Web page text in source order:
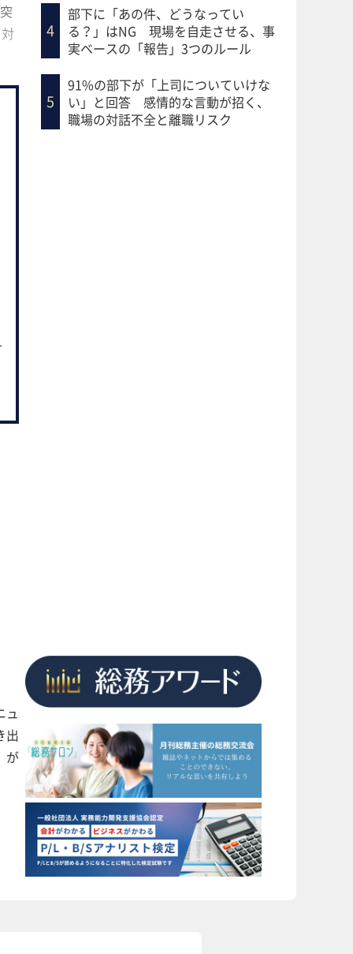
部下に「あの件、どうなってい
る？」はNG 現場を自走させる、事
実ベースの「報告」3つのルール
91%の部下が「上司についていけな
い」と回答 感情的な言動が招く、
職場の対話不全と離職リスク
ュ
出
が